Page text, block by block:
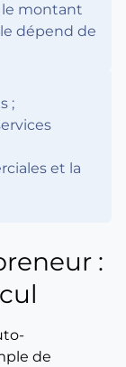
le montant
dépend de
;
et la
:
de